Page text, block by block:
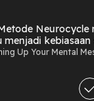
Neurocycle
menjadi kebiasaan
Up Your Mental